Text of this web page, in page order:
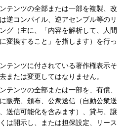
テンツの全部または一部を複製、改
逆コンパイル、逆アセンブル等のリ
グ（主に、「内容を解析して、人間
変換すること」を指します）を行っ
テンツに付されている著作権表示そ
または変更してはなりません。
テンツの全部または一部を、有償、
販売、頒布、公衆送信（自動公衆送
送信可能化を含みます）、貸与、譲
は開示し、または担保設定、リース